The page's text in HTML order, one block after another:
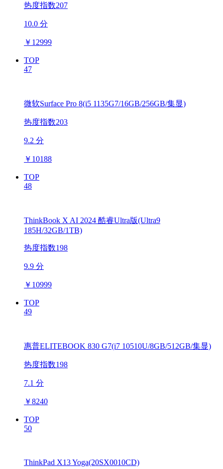
热度指数207
10.0 分
￥ 12999
TOP
47
微软Surface Pro 8(i5 1135G7/16GB/256GB/集显)
热度指数203
9.2 分
￥ 10188
TOP
48
ThinkBook X AI 2024 酷睿Ultra版(Ultra9
185H/32GB/1TB)
热度指数198
9.9 分
￥ 10999
TOP
49
惠普ELITEBOOK 830 G7(i7 10510U/8GB/512GB/集显)
热度指数198
7.1 分
￥8240
TOP
50
ThinkPad X13 Yoga(20SX0010CD)